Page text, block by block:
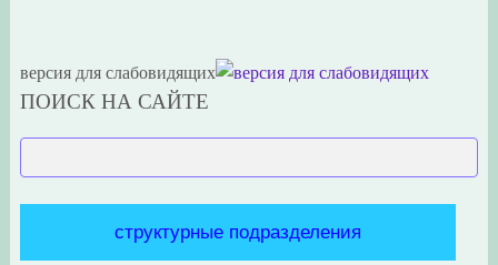
версия для слабовидящих
ПОИСК НА САЙТЕ
структурные подразделения